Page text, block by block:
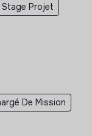
Stage Projet
De Mission